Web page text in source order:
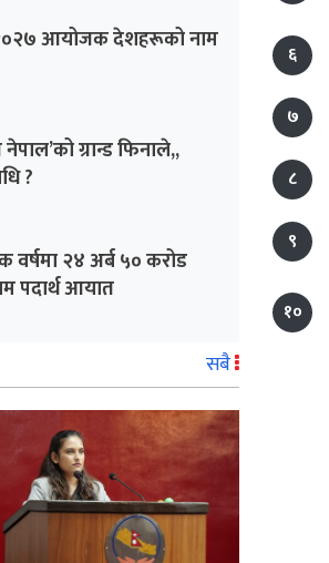
आयोजक देशहरूको नाम
ग्रान्ड फिनाले,,
?
वर्षमा २४ अर्ब ५० करोड
पदार्थ आयात
सबै
६
७
८
९
१०